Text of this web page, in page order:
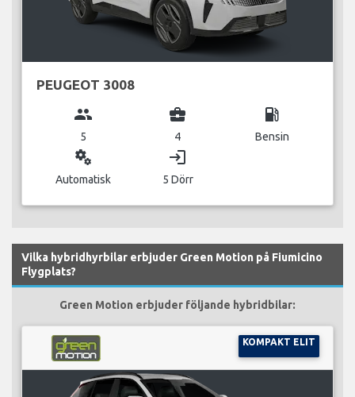
PEUGEOT 3008
group
5
business_center
4
local_gas_station
Bensin
miscellaneous_services
Automatisk
login
5 Dörr
Vilka hybridhyrbilar erbjuder Green Motion på Fiumicino
Flygplats?
Green Motion erbjuder följande hybridbilar:
KOMPAKT ELIT